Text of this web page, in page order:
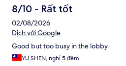
8/10 - Rất tốt
02/08/2026
Dịch với Google
Good but too busy in the lobby
YU SHEN, nghỉ 5 đêm